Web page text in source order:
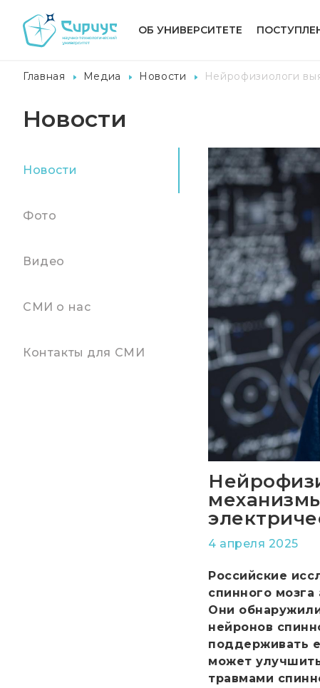
ОБ УНИВЕРСИТЕТЕ
Главная Медиа Новости Нейрофизиологи
Новости
Новости
Фото
Видео
СМИ о нас
Контакты для СМИ
4 апреля 2025
Российские
спинного
Они
нейронов
поддерживать
может
травмами